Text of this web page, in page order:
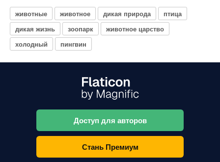
животные животное дикая природа
птица
дикая жизнь
зоопарк
животное царство
холодный
пингвин
Доступ для авторов
Стань Премиум